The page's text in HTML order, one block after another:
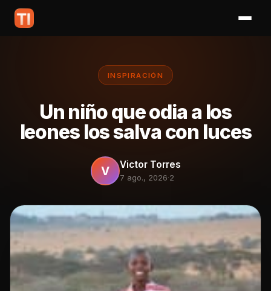
INSPIRACIÓN
Un niño que odia a los
leones los salva con luces
V Victor Torres
7 ago., 2026·2